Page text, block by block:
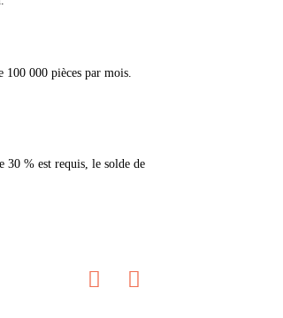
000 pièces par mois.
30 % est requis, le solde de